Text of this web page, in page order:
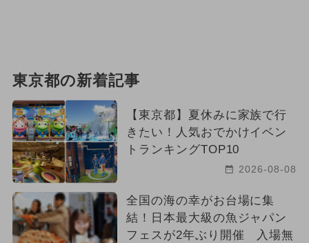
東京都の新着記事
【東京都】夏休みに家族で行
きたい！人気おでかけイベン
トランキングTOP10
2026-08-08
全国の海の幸がお台場に集
結！日本最大級の魚ジャパン
フェスが2年ぶり開催 入場無